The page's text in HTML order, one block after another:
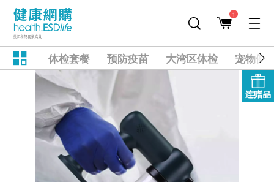
1
体检套餐 预防疫苗 大湾区体检 宠物健
连赠品